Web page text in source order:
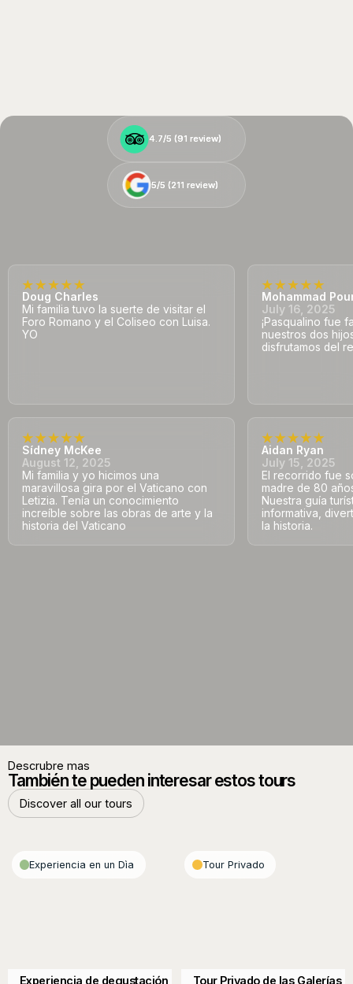
4.7/5 (91 review)
4.7/5 (91 review)
5/5 (211 review)
5/5 (211 review)
Doug Charles
Mi familia tuvo la suerte de visitar el
Foro Romano y el Coliseo con Luisa.
YO
Mohammad
July 16, 2025
¡Pasqualino fue
nuestros dos
disfrutamos del
Sídney McKee
August 12, 2025
Mi familia y yo hicimos una
maravillosa gira por el Vaticano con
Letizia. Tenía un conocimiento
increíble sobre las obras de arte y la
historia del Vaticano
Aidan Ryan
July 15, 2025
El recorrido fue
madre de 80
Nuestra guía
informativa,
la historia.
Descrubre mas
También te pueden interesar estos tours
Discover all our tours
Discover all our tours
Experiencia en un Dìa
Experiencia de degustación
Tour Privado
Tour Privado de las Galerías